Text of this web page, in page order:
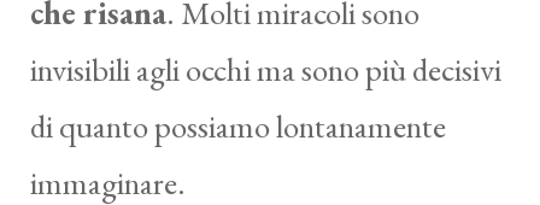
che risana. Molti miracoli sono
invisibili agli occhi ma sono più decisivi
di quanto possiamo lontanamente
immaginare.